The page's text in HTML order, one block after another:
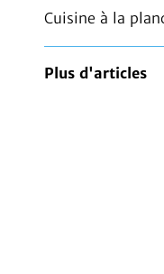
Cuisine à la
Plus d'articles